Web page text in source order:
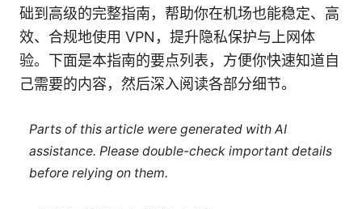
础到高级的完整指南，帮助你在机场也能稳定、高
效、合规地使用 VPN，提升隐私保护与上网体
验。下面是本指南的要点列表，方便你快速知道自
己需要的内容，然后深入阅读各部分细节。
Parts of this article were generated with AI
assistance. Please double-check important details
before relying on them.